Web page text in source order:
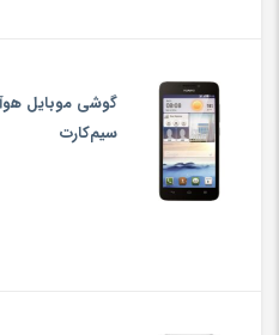
سیم‌کارت